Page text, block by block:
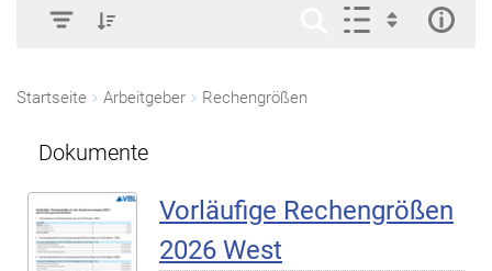
Startseite Arbeitgeber Rechengrößen
Dokumente
Vorläufige Rechengrößen
2026 West